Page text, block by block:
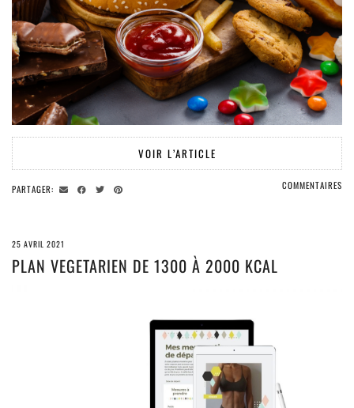
VOIR L’ARTICLE
PARTAGER: COMMENTAIRES
25 AVRIL 2021
PLAN VEGETARIEN DE 1300 À 2000 KCAL